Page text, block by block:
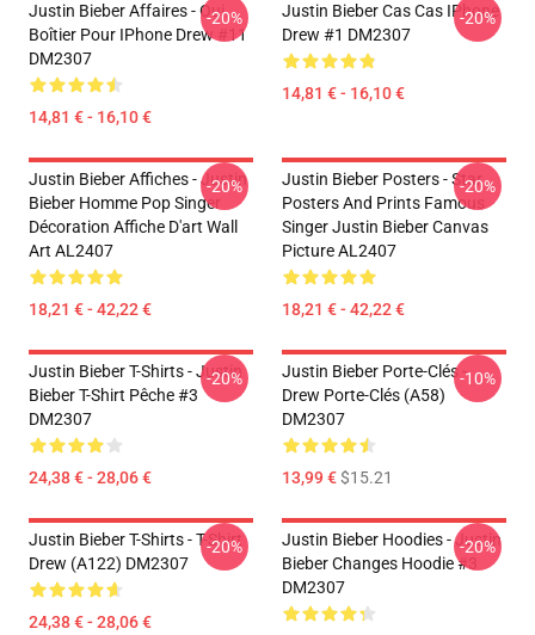
Justin Bieber Affaires - Oui.
Boîtier Pour IPhone Drew #11
DM2307
14,81 € - 16,10 €
-20%
Justin Bieber Cas Cas IPhone
Drew #1 DM2307
14,81 € - 16,10 €
-20%
Justin Bieber Affiches - Justin
Bieber Homme Pop Singer
Décoration Affiche D'art Wall
Art AL2407
18,21 € - 42,22 €
-20%
Justin Bieber Posters - Star
Posters And Prints Famous
Singer Justin Bieber Canvas
Picture AL2407
18,21 € - 42,22 €
-20%
Justin Bieber T-Shirts - Justin
Bieber T-Shirt Pêche #3
DM2307
24,38 € - 28,06 €
-20%
Justin Bieber Porte-Clés -
Drew Porte-Clés (A58)
DM2307
13,99 €$15.21
-10%
Justin Bieber T-Shirts - T-Shirt
Drew (A122) DM2307
24,38 € - 28,06 €
-20%
Justin Bieber Hoodies - Justin
Bieber Changes Hoodie #3
DM2307
-20%